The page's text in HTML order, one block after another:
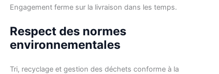
Engagement ferme sur la livraison dans les temps.
Respect des normes
environnementales
Tri, recyclage et gestion des déchets conforme à la